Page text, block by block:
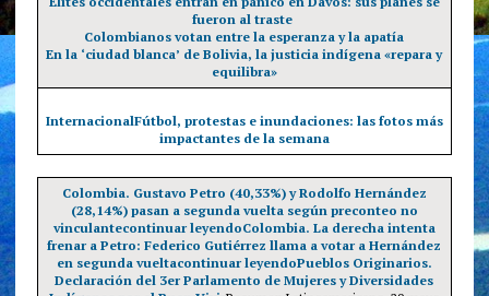
fueron al traste
Colombianos votan entre la esperanza y la apatía
En la ‘ciudad blanca’ de Bolivia, la justicia indígena «repara y
equilibra»
InternacionalFútbol, protestas e inundaciones: las fotos más
impactantes de la semana
Colombia. Gustavo Petro (40,33%) y Rodolfo Hernández
(28,14%) pasan a segunda vuelta según preconteo no
vinculantecontinuar leyendoColombia. La derecha intenta
frenar a Petro: Federico Gutiérrez llama a votar a Hernández
en segunda vueltacontinuar leyendoPueblos Originarios.
Declaración del 3er Parlamento de Mujeres y Diversidades